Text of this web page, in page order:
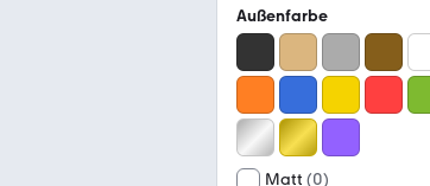
Außenfarbe
Matt (0)